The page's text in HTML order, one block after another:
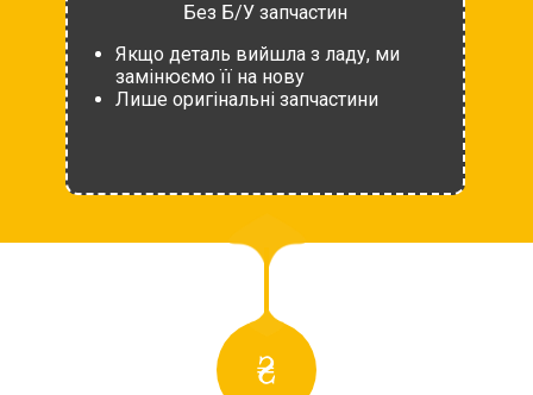
Без Б/У запчастин
Якщо деталь вийшла з ладу, ми
замінюємо її на нову
Лише оригінальні запчастини